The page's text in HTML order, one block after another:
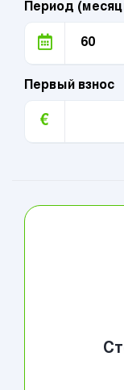
Период
Первый взнос
€